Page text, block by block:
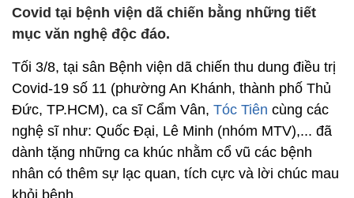
Covid tại bệnh viện dã chiến bằng những tiết
mục văn nghệ độc đáo.
Tối 3/8, tại sân Bệnh viện dã chiến thu dung điều trị
Covid-19 số 11 (phường An Khánh, thành phố Thủ
Đức, TP.HCM), ca sĩ Cẩm Vân, Tóc Tiên cùng các
nghệ sĩ như: Quốc Đại, Lê Minh (nhóm MTV),... đã
dành tặng những ca khúc nhằm cổ vũ các bệnh
nhân có thêm sự lạc quan, tích cực và lời chúc mau
khỏi bệnh.